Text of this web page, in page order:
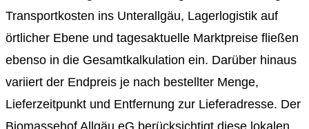
Transportkosten ins Unterallgäu, Lagerlogistik auf
örtlicher Ebene und tagesaktuelle Marktpreise fließen
ebenso in die Gesamtkalkulation ein. Darüber hinaus
variiert der Endpreis je nach bestellter Menge,
Lieferzeitpunkt und Entfernung zur Lieferadresse. Der
Biomassehof Allgäu eG berücksichtigt diese lokalen